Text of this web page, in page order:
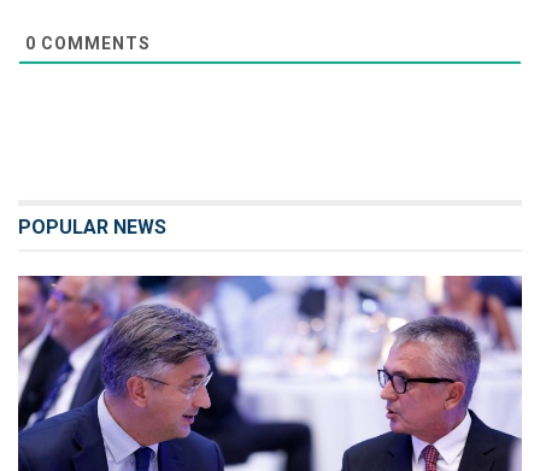
0 COMMENTS
POPULAR NEWS